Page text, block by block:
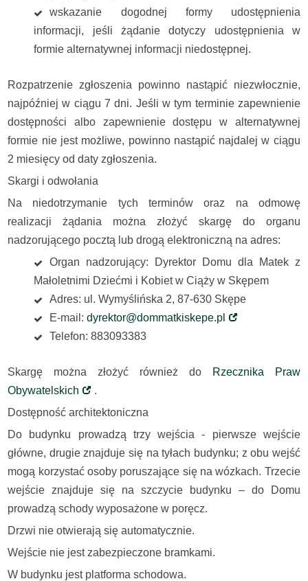
wskazanie dogodnej formy udostępnienia
informacji, jeśli żądanie dotyczy udostępnienia w
formie alternatywnej informacji niedostępnej.
Rozpatrzenie zgłoszenia powinno nastąpić niezwłocznie,
najpóźniej w ciągu 7 dni. Jeśli w tym terminie zapewnienie
dostępności albo zapewnienie dostępu w alternatywnej
formie nie jest możliwe, powinno nastąpić najdalej w ciągu
2 miesięcy od daty zgłoszenia.
Skargi i odwołania
Na niedotrzymanie tych terminów oraz na odmowę
realizacji żądania można złożyć skargę do organu
nadzorującego pocztą lub drogą elektroniczną na adres:
Organ nadzorujący: Dyrektor Domu dla Matek z
Małoletnimi Dziećmi i Kobiet w Ciąży w Skępem
Adres: ul. Wymyślińska 2, 87-630 Skępe
E-mail:dyrektor@dommatkiskepe.pl
Telefon: 883093383
Skargę można złożyć również do
Rzecznika Praw
Obywatelskich
.
Dostępność architektoniczna
Do budynku prowadzą trzy wejścia - pierwsze wejście
główne, drugie znajduje się na tyłach budynku; z obu wejść
mogą korzystać osoby poruszające się na wózkach. Trzecie
wejście znajduje się na szczycie budynku – do Domu
prowadzą schody wyposażone w poręcz.
Drzwi nie otwierają się automatycznie.
Wejście nie jest zabezpieczone bramkami.
W budynku jest platforma schodowa.